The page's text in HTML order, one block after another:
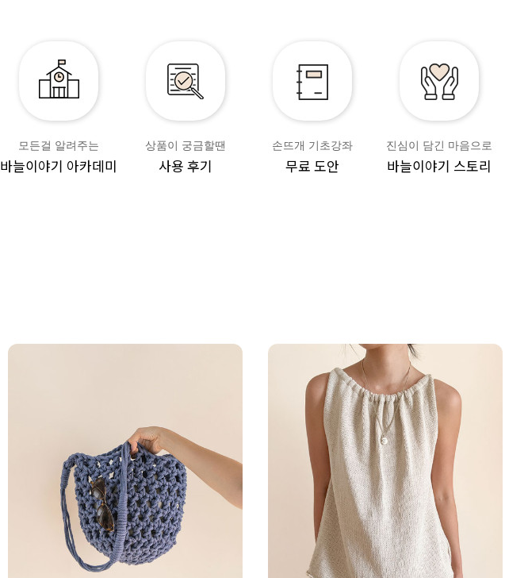
모든걸 알려주는
바늘이야기 아카데미
상품이 궁금할땐
사용 후기
손뜨개 기초강좌
무료 도안
진심이 담긴 마음으로
바늘이야기 스토리